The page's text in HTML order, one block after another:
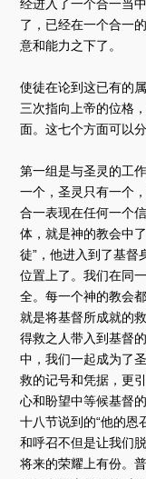
经进入了一个合一当
了，已经在一个合一
意和能力之下了。
使徒在论到这已有的
三次指向上帝的位格
面。这七个方面可以
第一组是与圣灵的工
一个，圣灵只有一个
合一表现在任何一个
体，就是神的教会中
徒”，他进入到了基督
位置上了。我们在同
全。每一个神的教会
就是将基督所成就的
得救之人带入到基督
中，我们一起成为了
救的记号和凭据，更
心和盼望中等候基督
十八节说到的“他的恩
和呼召不但是让我们
将来的荣耀上有份。